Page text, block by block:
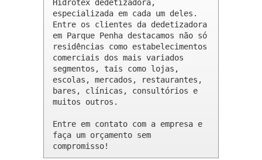
Hidrotex dedetizadora,
especializada em cada um deles.
Entre os clientes da dedetizadora
em Parque Penha destacamos não só
residências como estabelecimentos
comerciais dos mais variados
segmentos, tais como lojas,
escolas, mercados, restaurantes,
bares, clínicas, consultórios e
muitos outros.
Entre em contato com a empresa e
faça um orçamento sem
compromisso!